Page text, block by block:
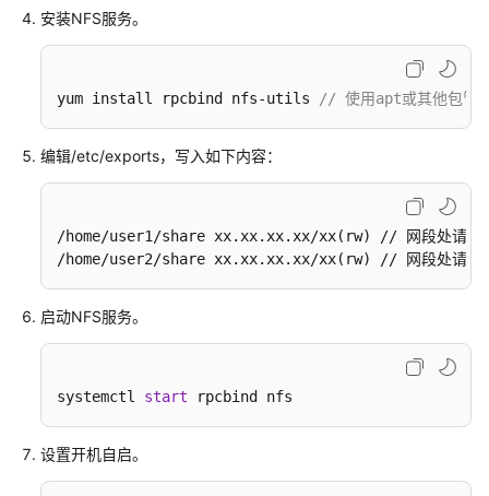
FunctionGraph
配
置
Log4j2
现
日
印
用
FunctionGraph
部
安装NFS服务。
yum install rpcbind nfs-utils // 使用apt或其他包管
编辑/etc/exports，写入如下内容：
/home/user1/share xx.xx.xx.xx/xx(rw) // 网段处请填写
/home/user2/share xx.xx.xx.xx/xx(rw) // 网段处请填写
启动NFS服务。
systemctl start rpcbind nfs
设置开机自启。